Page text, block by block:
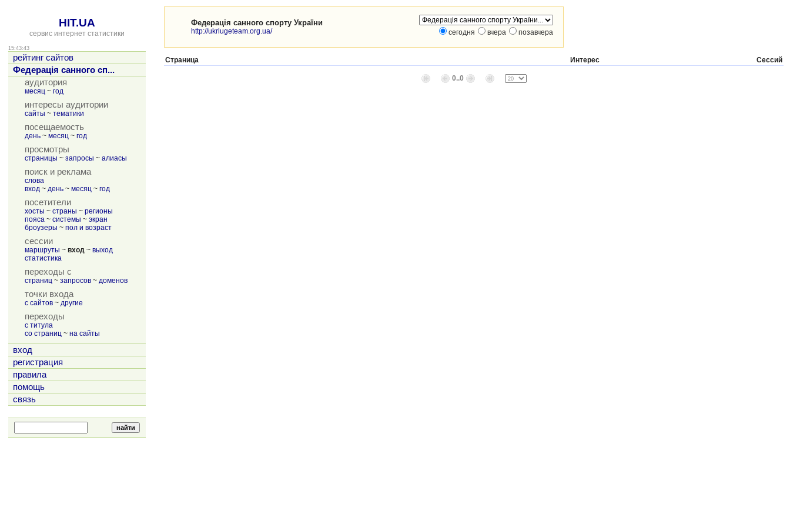
HIT.UA
сервис интернет статистики
15:43:43
рейтинг сайтов
Федерація санного сп...
аудитория
месяц ~ год
интересы аудитории
сайты ~ тематики
посещаемость
день ~ месяц ~ год
просмотры
страницы ~ запросы ~ алиасы
поиск и реклама
слова
вход ~ день ~ месяц ~ год
посетители
хосты ~ страны ~ регионы
пояса ~ системы ~ экран
броузеры ~ пол и возраст
сессии
маршруты ~ вход ~ выход
статистика
переходы с
страниц ~ запросов ~ доменов
точки входа
с сайтов ~ другие
переходы
с титула
со страниц ~ на сайты
вход
регистрация
правила
помощь
связь
Федерація санного спорту України
http://ukrlugeteam.org.ua/ сегодня вчера позавчера
Страница Интерес Сессий
0..0